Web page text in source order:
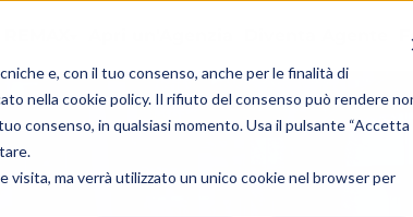
e, con il tuo consenso, anche per le finalità di
nella cookie policy. Il rifiuto del consenso può rendere
consenso, in qualsiasi momento. Usa il pulsante “Accetta
ma verrà utilizzato un unico cookie nel browser per